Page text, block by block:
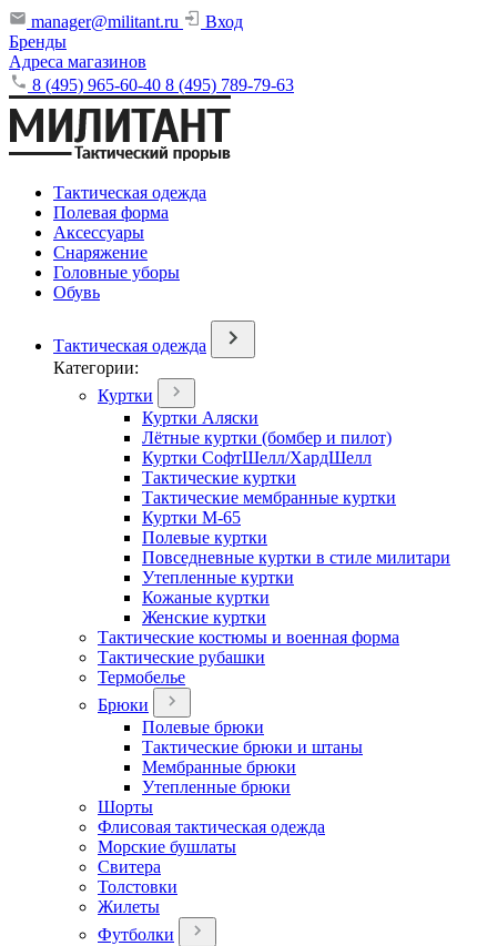
manager@militant.ru
Вход
Бренды
Адреса магазинов
8 (495) 965-60-40 8 (495) 789-79-63
Тактическая одежда
Полевая форма
Аксессуары
Снаряжение
Головные уборы
Обувь
Тактическая одежда
Категории:
Куртки
Куртки Аляски
Лётные куртки (бомбер и пилот)
Куртки СофтШелл/ХардШелл
Тактические куртки
Тактические мембранные куртки
Куртки М-65
Полевые куртки
Повседневные куртки в стиле милитари
Утепленные куртки
Кожаные куртки
Женские куртки
Тактические костюмы и военная форма
Тактические рубашки
Термобелье
Брюки
Полевые брюки
Тактические брюки и штаны
Мембранные брюки
Утепленные брюки
Шорты
Флисовая тактическая одежда
Морские бушлаты
Свитера
Толстовки
Жилеты
Футболки